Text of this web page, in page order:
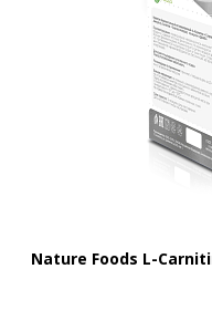
Nature Foods L-